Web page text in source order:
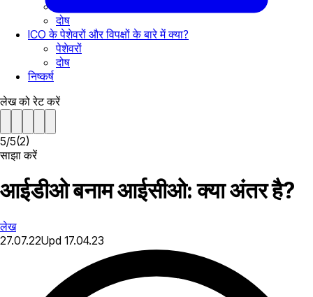
दोष
ICO के पेशेवरों और विपक्षों के बारे में क्या?
पेशेवरों
दोष
निष्कर्ष
लेख को रेट करें
5/5(2)
साझा करें
आईडीओ बनाम आईसीओ: क्या अंतर है?
लेख
27.07.22Upd 17.04.23